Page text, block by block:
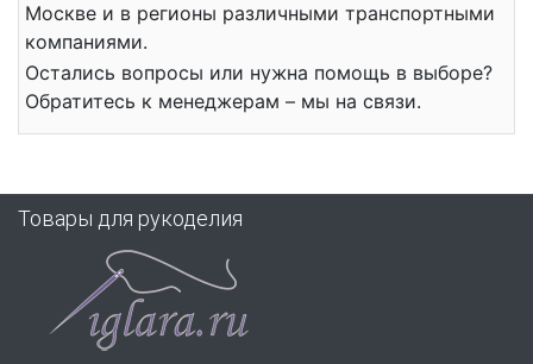
Москве и в регионы различными транспортными
компаниями.
Остались вопросы или нужна помощь в выборе?
Обратитесь к менеджерам – мы на связи.
Товары для рукоделия